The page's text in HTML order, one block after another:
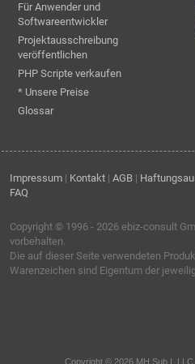
Für Anwender und
Softwareentwickler
Projektausschreibung
veröffentlichen
PHP Scripte verkaufen
* Unsere Preise
Glossar
Impressum | Kontakt | AGB |
FAQ
Copyright © 1996 - 2026 ebiz-consult
vorbehalten.
Die auf dieser Seite verwendeten
Warenzeichen sind Eigentum der
Copyright © 2026 MH Sub I, LLC